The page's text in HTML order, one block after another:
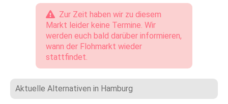
Zur Zeit haben wir zu diesem
Markt leider keine Termine. Wir
werden euch bald darüber informieren,
wann der Flohmarkt wieder
stattfindet.
Aktuelle Alternativen in Hamburg